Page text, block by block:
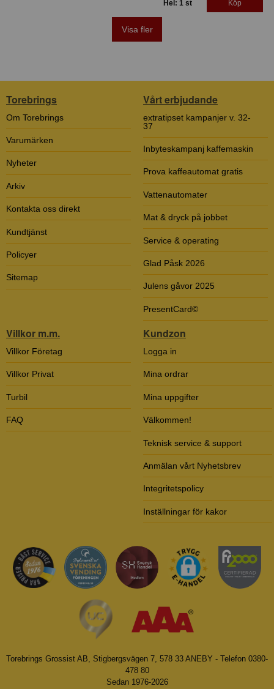
Hel: 1 st Köp
Visa fler
Torebrings
Om Torebrings
Varumärken
Nyheter
Arkiv
Kontakta oss direkt
Kundtjänst
Policyer
Sitemap
Vårt erbjudande
extratipset kampanjer v. 32-
37
Inbyteskampanj kaffemaskin
Prova kaffeautomat gratis
Vattenautomater
Mat & dryck på jobbet
Service & operating
Glad Påsk 2026
Julens gåvor 2025
PresentCard©
Villkor m.m.
Villkor Företag
Villkor Privat
Turbil
FAQ
Kundzon
Logga in
Mina ordrar
Mina uppgifter
Välkommen!
Teknisk service & support
Anmälan vårt Nyhetsbrev
Integritetspolicy
Inställningar för kakor
Torebrings Grossist AB, Stigbergsvägen 7, 578 33 ANEBY - Telefon 0380-
478 80
Sedan 1976-2026